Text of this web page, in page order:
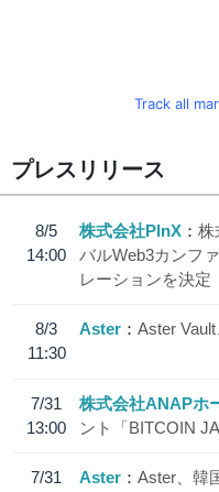
Track all
プレスリリース
8/5
14:00
株式会社PlnX
株
バルWeb3カンフ
レーションを決定
8/3
11:30
Aster Aster
7/31
13:00
株式会社ANAPホ
ント「BITCOIN
7/31
Aster
Aster、韓